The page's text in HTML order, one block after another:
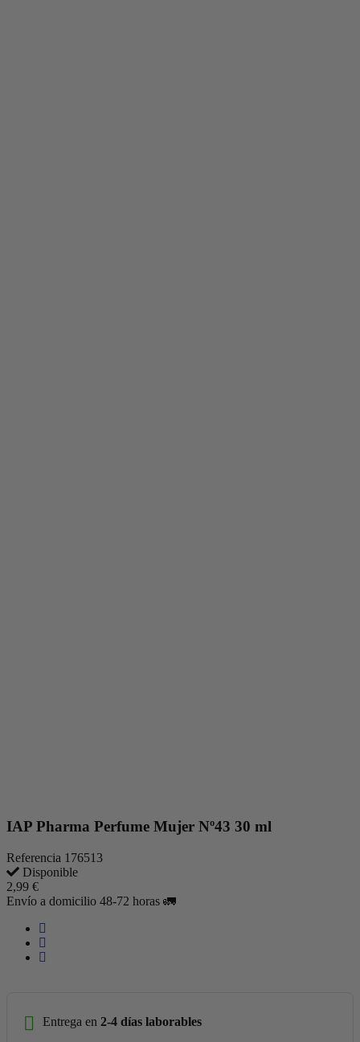
IAP Pharma Perfume Mujer Nº43 30 ml
Referencia 176513
Disponible
2,99 €
Envío a domicilio 48-72 horas 🚛
Entrega en 2-4 días laborables